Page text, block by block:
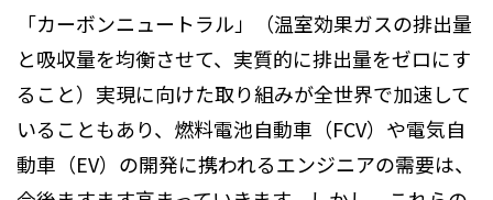
「カーボンニュートラル」（温室効果ガスの排出量
と吸収量を均衡させて、実質的に排出量をゼロにす
ること）実現に向けた取り組みが全世界で加速して
いることもあり、燃料電池自動車（FCV）や電気自
動車（EV）の開発に携われるエンジニアの需要は、